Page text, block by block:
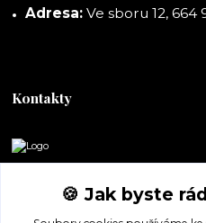
Adresa: Ve sboru 12, 664
Kontakty
+420 777 247 722
🍪 Jak byste